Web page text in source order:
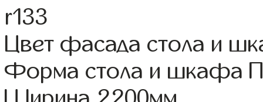
r133
Цвет фасада стола и
Форма стола и шкафа